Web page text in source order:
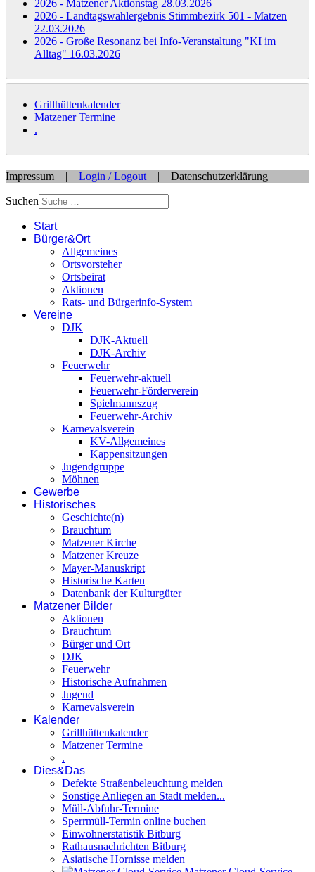
2026 - Matzener Aktionstag 28.03.2026
2026 - Landtagswahlergebnis Stimmbezirk 501 - Matzen
22.03.2026
2026 - Große Resonanz bei Info-Veranstaltung "KI im
Alltag" 16.03.2026
Grillhüttenkalender
Matzener Termine
.
Impressum | Login / Logout | Datenschutzerklärung
Suchen
Start
Bürger&Ort
Allgemeines
Ortsvorsteher
Ortsbeirat
Aktionen
Rats- und Bürgerinfo-System
Vereine
DJK
DJK-Aktuell
DJK-Archiv
Feuerwehr
Feuerwehr-aktuell
Feuerwehr-Förderverein
Spielmannszug
Feuerwehr-Archiv
Karnevalsverein
KV-Allgemeines
Kappensitzungen
Jugendgruppe
Möhnen
Gewerbe
Historisches
Geschichte(n)
Brauchtum
Matzener Kirche
Matzener Kreuze
Mayer-Manuskript
Historische Karten
Datenbank der Kulturgüter
Matzener Bilder
Aktionen
Brauchtum
Bürger und Ort
DJK
Feuerwehr
Historische Aufnahmen
Jugend
Karnevalsverein
Kalender
Grillhüttenkalender
Matzener Termine
.
Dies&Das
Defekte Straßenbeleuchtung melden
Sonstige Anliegen an Stadt melden...
Müll-Abfuhr-Termine
Sperrmüll-Termin online buchen
Einwohnerstatistik Bitburg
Rathausnachrichten Bitburg
Asiatische Hornisse melden